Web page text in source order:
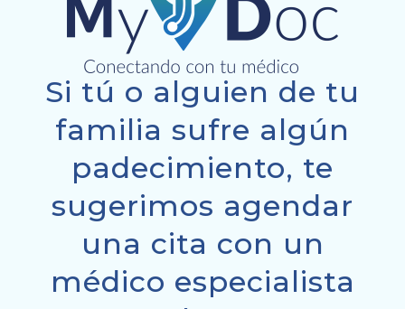
Si tú o alguien de tu
familia sufre algún
padecimiento, te
sugerimos agendar
una cita con un
médico especialista